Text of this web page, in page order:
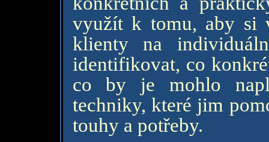
využít k tomu, aby si
klienty na
identifikovat, co
co by je mohlo
techniky, které jim
touhy a potřeby.